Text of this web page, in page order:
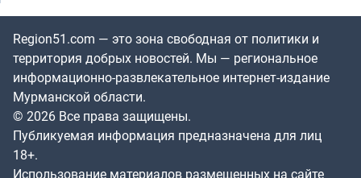
Region51.com — это зона свободная от политики и
территория добрых новостей. Мы — региональное
информационно-развлекательное интернет-издание
Мурманской области.
© 2026 Все права защищены.
Публикуемая информация предназначена для лиц
18+.
Использование материалов размещенных на сайте